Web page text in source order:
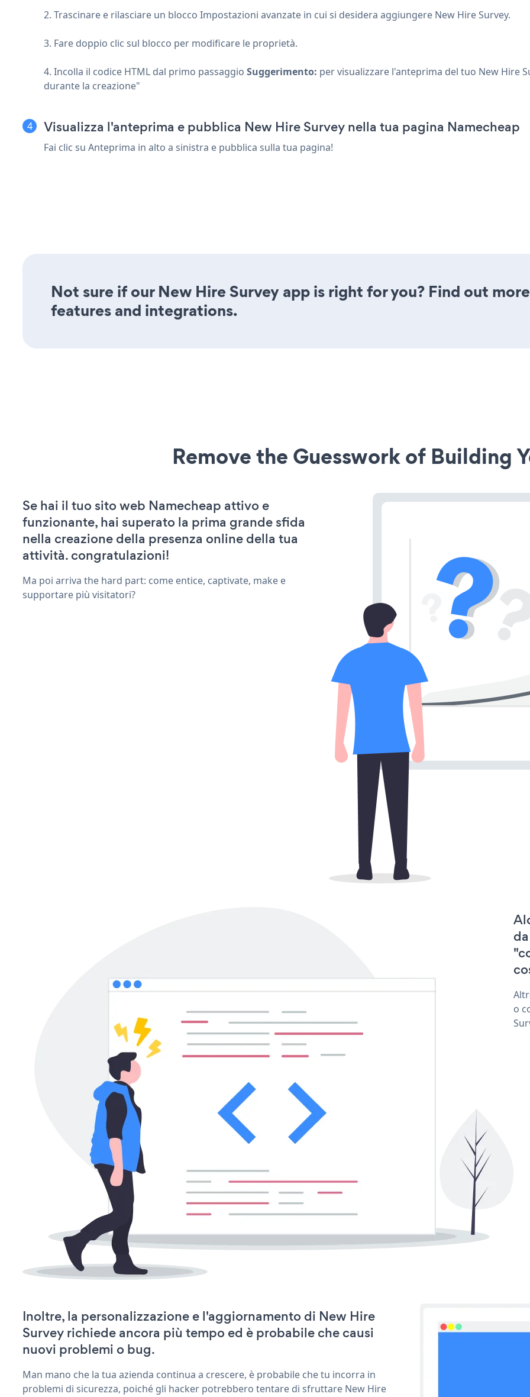
2. Trascinare e rilasciare un blocco Impostazioni avanzate in cui si desidera aggiungere New Hire Survey.
3. Fare doppio clic sul blocco per modificare le proprietà.
4. Incolla il codice HTML dal primo passaggio Suggerimento: per visualizzare l'anteprima del tuo New Hire
durante la creazione"
Visualizza l'anteprima e pubblica New Hire Survey nella tua pagina Namecheap
Fai clic su Anteprima in alto a sinistra e pubblica sulla tua pagina!
Not sure if our New Hire Survey app is right for you? Find out
features and integrations.
Remove the Guesswork of Building
Se hai il tuo sito web Namecheap attivo e
funzionante, hai superato la prima grande sfida
nella creazione della presenza online della tua
attività. congratulazioni!
Ma poi arriva the hard part: come entice, captivate, make e
supportare più visitatori?
o
Inoltre, la personalizzazione e l'aggiornamento di New Hire
Survey richiede ancora più tempo ed è probabile che causi
nuovi problemi o bug.
Man mano che la tua azienda continua a crescere, è probabile che tu incorra in
problemi di sicurezza, poiché gli hacker potrebbero tentare di sfruttare New Hire